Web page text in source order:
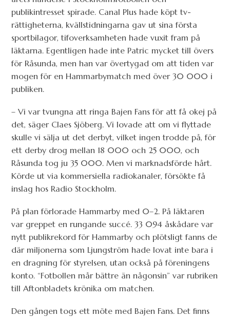
publikintresset spirade. Canal Plus hade köpt tv-
rättigheterna, kvällstidningarna gav ut sina första
sportbilagor, tifoverksamheten hade vuxit fram på
läktarna. Egentligen hade inte Patric mycket till övers
för Råsunda, men han var övertygad om att tiden var
mogen för en Hammarbymatch med över 30 000 i
publiken.
– Vi var tvungna att ringa Bajen Fans för att få okej på
det, säger Claes Sjöberg. Vi lovade att om vi flyttade
skulle vi sälja ut det derbyt, vilket ingen trodde på, för
ett derby drog mellan 18 000 och 25 000, och
Råsunda tog ju 35 000. Men vi marknadsförde hårt.
Körde ut via kommersiella radiokanaler, försökte få
inslag hos Radio Stockholm.
På plan förlorade Hammarby med 0–2. På läktaren
var greppet en rungande succé. 33 094 åskådare var
nytt publikrekord för Hammarby och plötsligt fanns de
där miljonerna som Ljungström hade lovat inte bara i
en dragning för styrelsen, utan också på föreningens
konto. “Fotbollen mår bättre än någonsin” var rubriken
till Aftonbladets krönika om matchen.
Den gången togs ett möte med Bajen Fans. Det finns